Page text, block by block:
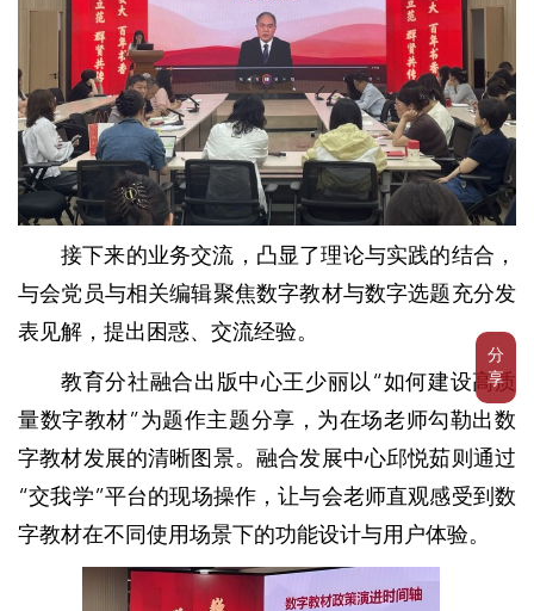
分
享
接下来的业务交流，凸显了理论与实践的结合，
与会党员与相关编辑聚焦数字教材与数字选题充分发
表见解，提出困惑、交流经验。
教育分社融合出版中心王少丽以“如何建设高质
量数字教材”为题作主题分享，为在场老师勾勒出数
字教材发展的清晰图景。融合发展中心邱悦茹则通过
“交我学”平台的现场操作，让与会老师直观感受到数
字教材在不同使用场景下的功能设计与用户体验。